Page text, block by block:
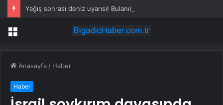
Menü
Anasayfa / Haber
Haber